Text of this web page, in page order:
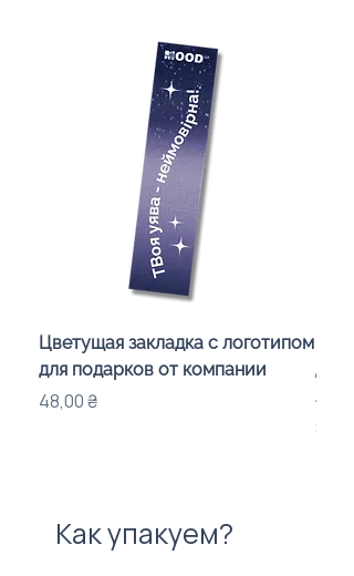
Цветущая закладка с логотипом
для подарков от компании
Цена
48,00 ₴
для
Цена
Как упакуем?